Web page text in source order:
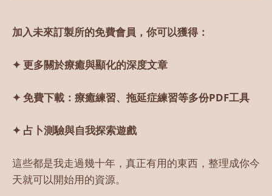
加入未來訂製所的免費會員，你可以獲得：
✦ 更多關於療癒與顯化的深度文章
✦ 免費下載：療癒練習、拖延症練習等多份PDF工具
✦ 占卜測驗與自我探索遊戲
這些都是我走過幾十年，真正有用的東西，整理成你今
天就可以開始用的資源。